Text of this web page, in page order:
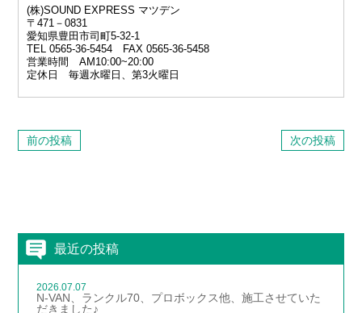
(株)SOUND EXPRESS マツデン
〒471－0831
愛知県豊田市司町5‐32‐1
TEL 0565‐36‐5454 FAX 0565-36-5458
営業時間 AM10:00~20:00
定休日 毎週水曜日、第3火曜日
次の投稿
前の投稿
最近の投稿
2026.07.07
N-VAN、ランクル70、プロボックス他、施工させていた
だきました♪